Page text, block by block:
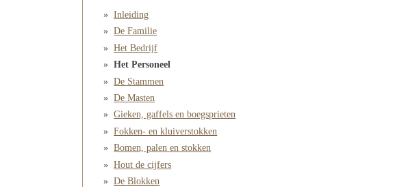
Inleiding
De Familie
Het Bedrijf
Het Personeel
De Stammen
De Masten
Gieken, gaffels en boegsprieten
Fokken- en kluiverstokken
Bomen, palen en stokken
Hout de cijfers
De Blokken